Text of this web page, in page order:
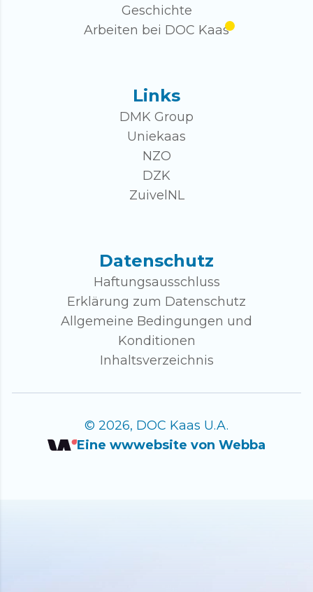
Geschichte
Arbeiten bei DOC Kaas
Links
DMK Group
Uniekaas
NZO
DZK
ZuivelNL
Datenschutz
Haftungsausschluss
Erklärung zum Datenschutz
Allgemeine Bedingungen und
Konditionen
Inhaltsverzeichnis
© 2026, DOC Kaas U.A.
Eine wwwebsite von Webba